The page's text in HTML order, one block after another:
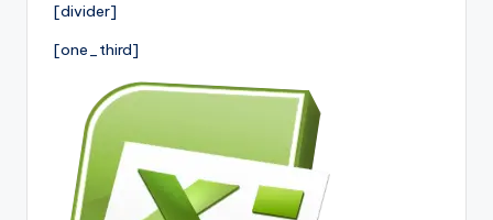
[divider]
[one_third]